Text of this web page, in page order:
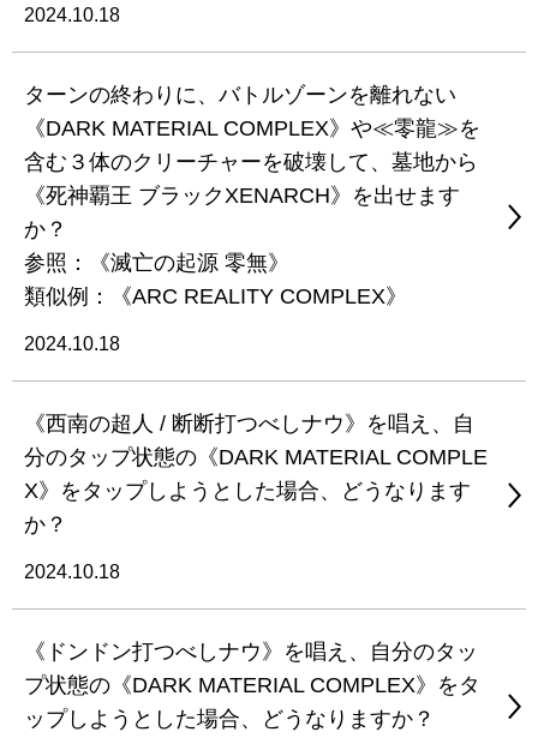
2024.10.18
ターンの終わりに、バトルゾーンを離れない
《DARK MATERIAL COMPLEX》や≪零龍≫を
含む３体のクリーチャーを破壊して、墓地から
《死神覇王 ブラックXENARCH》を出せます
か？
参照：《滅亡の起源 零無》
類似例：《ARC REALITY COMPLEX》
2024.10.18
《西南の超人 / 断断打つべしナウ》を唱え、自
分のタップ状態の《DARK MATERIAL COMPLE
X》をタップしようとした場合、どうなります
か？
2024.10.18
《ドンドン打つべしナウ》を唱え、自分のタッ
プ状態の《DARK MATERIAL COMPLEX》をタ
ップしようとした場合、どうなりますか？